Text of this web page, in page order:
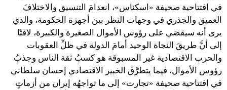
في افتتاحية صحيفة «اسكناس»، انعدامَ التنسيق والاختلافَ
العميق والجذري في وجهات النظر بين أجهزة الحكومة، والذي
يرى أنه سيقضي على رؤوس الأموال الصغيرة والكبيرة، لافتًا
إلى أنَّ طريقَ النجاة الوحيد أمامَ الدولة في ظلِّ العقوبات
والحرب الاقتصادية غير المسبوقة هو كسبُ ثقة الناس وجذبُ
رؤوس الأموال، فيما يتطرَّق الخبير الاقتصادي إحسان سلطاني
في افتتاحية صحيفة «تجارت» إلى ما تواجهُه إيران من أزماتٍ